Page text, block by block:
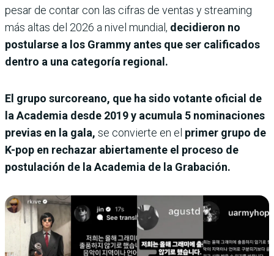
pesar de contar con las cifras de ventas y streaming
más altas del 2026 a nivel mundial, decidieron no
postularse a los Grammy antes que ser calificados
dentro a una categoría regional.
El grupo surcoreano, que ha sido votante oficial de
la Academia desde 2019 y acumula 5 nominaciones
previas en la gala, se convierte en el primer grupo de
K-pop en rechazar abiertamente el proceso de
postulación de la Academia de la Grabación.